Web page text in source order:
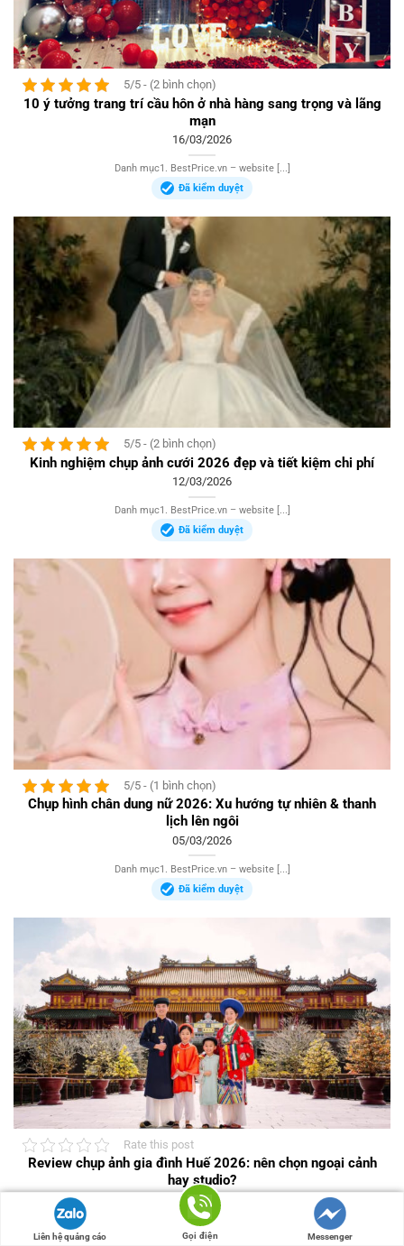
5/5 - (2 bình chọn)
10 ý tưởng trang trí cầu hôn ở nhà hàng sang trọng và lãng
mạn
16/03/2026
Danh mục1. BestPrice.vn – website [...]
Đã kiểm duyệt
5/5 - (2 bình chọn)
Kinh nghiệm chụp ảnh cưới 2026 đẹp và tiết kiệm chi phí
12/03/2026
Danh mục1. BestPrice.vn – website [...]
Đã kiểm duyệt
5/5 - (1 bình chọn)
Chụp hình chân dung nữ 2026: Xu hướng tự nhiên & thanh
lịch lên ngôi
05/03/2026
Danh mục1. BestPrice.vn – website [...]
Đã kiểm duyệt
Rate this post
Review chụp ảnh gia đình Huế 2026: nên chọn ngoại cảnh
hay studio?
03/03/2026
Danh mục1. BestPrice.vn – website [...]
Liên hệ quảng cáo Gọi điện Messenger